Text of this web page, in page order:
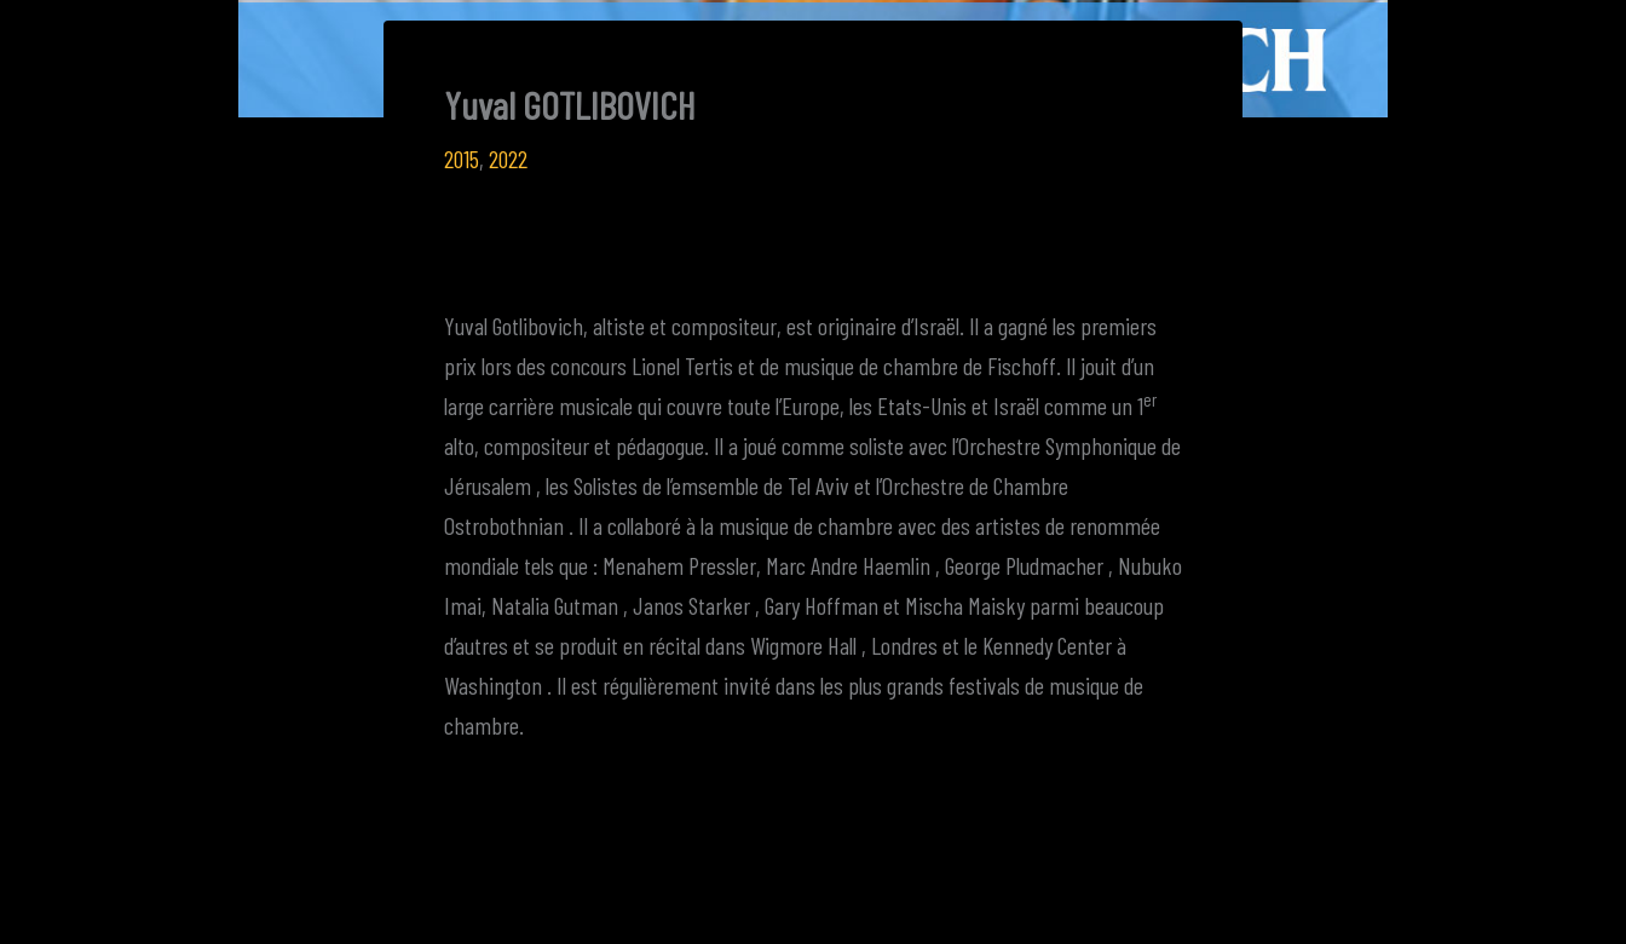
Yuval GOTLIBOVICH
2015, 2022
Yuval Gotlibovich, altiste et compositeur, est originaire d’Israël. Il a gagné les premiers
prix lors des concours Lionel Tertis et de musique de chambre de Fischoff. Il jouit d’un
large carrière musicale qui couvre toute l’Europe, les Etats-Unis et Israël comme un 1er
alto, compositeur et pédagogue. Il a joué comme soliste avec l’Orchestre Symphonique de
Jérusalem , les Solistes de l’emsemble de Tel Aviv et l’Orchestre de Chambre
Ostrobothnian . Il a collaboré à la musique de chambre avec des artistes de renommée
mondiale tels que : Menahem Pressler, Marc Andre Haemlin , George Pludmacher , Nubuko
Imai, Natalia Gutman , Janos Starker , Gary Hoffman et Mischa Maisky parmi beaucoup
d’autres et se produit en récital dans Wigmore Hall , Londres et le Kennedy Center à
Washington . Il est régulièrement invité dans les plus grands festivals de musique de
chambre.